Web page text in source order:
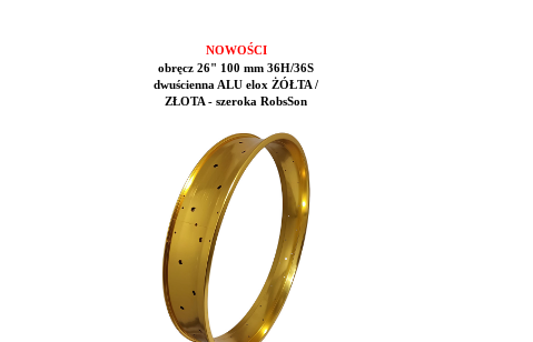
NOWOŚCI
obręcz 26" 100 mm 36H/36S
dwuścienna ALU elox ŻÓŁTA /
ZŁOTA - szeroka RobsSon